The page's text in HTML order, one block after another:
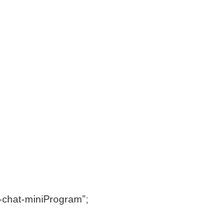
miniProgram”;